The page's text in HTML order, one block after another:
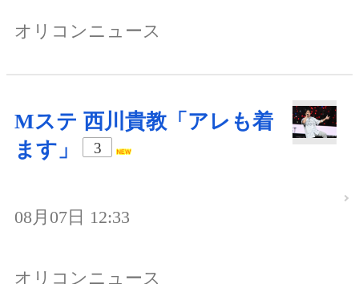
オリコンニュース
Mステ 西川貴教「アレも着
ます」
3
08月07日 12:33
オリコンニュース